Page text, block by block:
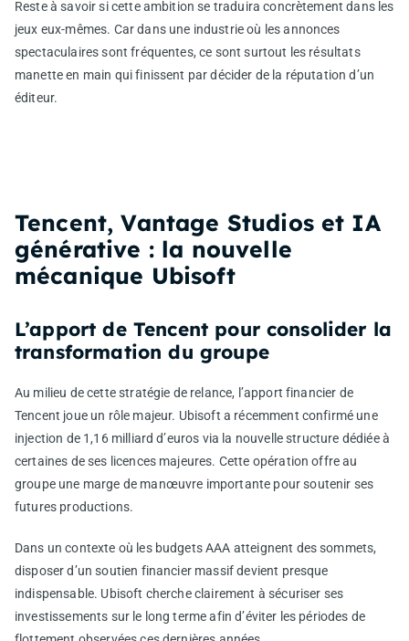
Reste à savoir si cette ambition se traduira concrètement dans les
jeux eux-mêmes. Car dans une industrie où les annonces
spectaculaires sont fréquentes, ce sont surtout les résultats
manette en main qui finissent par décider de la réputation d’un
éditeur.
Tencent, Vantage Studios et IA
générative : la nouvelle
mécanique Ubisoft
L’apport de Tencent pour consolider la
transformation du groupe
Au milieu de cette stratégie de relance, l’apport financier de
Tencent joue un rôle majeur. Ubisoft a récemment confirmé une
injection de 1,16 milliard d’euros via la nouvelle structure dédiée à
certaines de ses licences majeures. Cette opération offre au
groupe une marge de manœuvre importante pour soutenir ses
futures productions.
Dans un contexte où les budgets AAA atteignent des sommets,
disposer d’un soutien financier massif devient presque
indispensable. Ubisoft cherche clairement à sécuriser ses
investissements sur le long terme afin d’éviter les périodes de